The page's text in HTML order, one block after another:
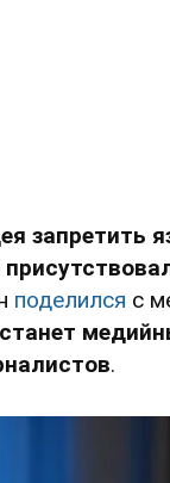
запретить
поделился с
.